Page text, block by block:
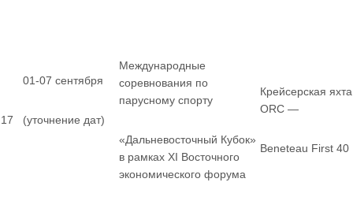
17
01-07 сентября
(уточнение дат)
Международные
соревнования по
парусному спорту
«Дальневосточный Кубок»
в рамках XI Восточного
экономического форума
Крейсерская яхта
ORC —
Beneteau First 40